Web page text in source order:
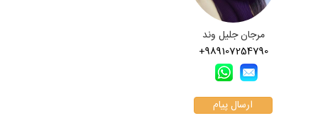
مرجان جلیل وند
+989107254790
ارسال پیام